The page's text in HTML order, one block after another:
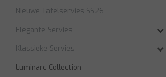
Nieuwe Tafelservies SS26
Elegante Servies
Klassieke Servies
Luminarc Collection